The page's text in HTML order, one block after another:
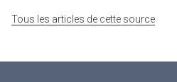
Tous les articles de cette source